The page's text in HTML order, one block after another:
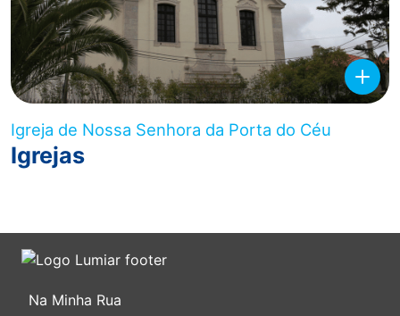
Igreja de Nossa Senhora da Porta do Céu
Igrejas
Na Minha Rua